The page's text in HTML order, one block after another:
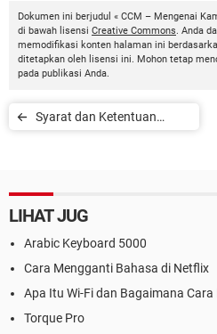
Dokumen ini berjudul « CCM – Mengenai
di bawah lisensi Creative Commons. Anda
memodifikasi konten halaman ini
ditetapkan oleh lisensi ini. Mohon tetap
pada publikasi Anda.
Syarat dan Ketentuan
LIHAT JUG
Arabic Keyboard 5000
Cara Mengganti Bahasa di Netflix
Apa Itu Wi-Fi dan Bagaimana Cara
Torque Pro